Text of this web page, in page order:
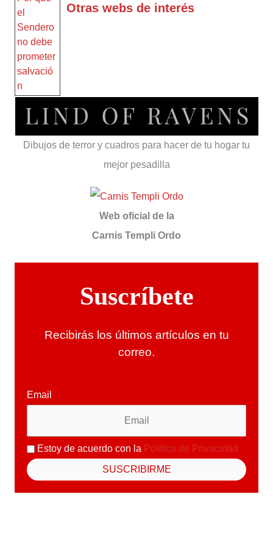
Otras webs de interés
Dibujos de terror y cuadros para hacer de tu hogar tu
mejor pesadilla
Web oficial de la
Carnis Templi Ordo
Suscríbete
Recibirás los últimos artículos en tu
correo.
Email
Estoy de acuerdo con la Política de Privacidad